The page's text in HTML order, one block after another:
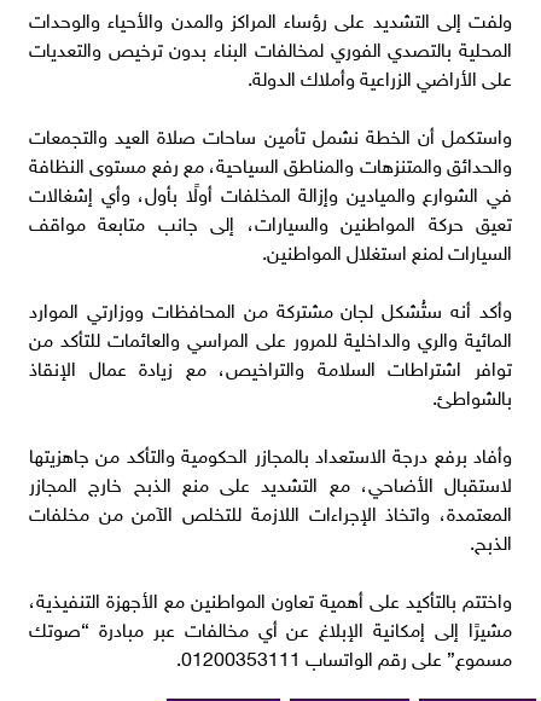
ولفت إلى التشديد على رؤساء المراكز والمدن والأحياء والوحدات
المحلية بالتصدي الفوري لمخالفات البناء بدون ترخيص والتعديات
على الأراضي الزراعية وأملاك الدولة.
واستكمل أن الخطة نشمل تأمين ساحات صلاة العيد والتجمعات
والحدائق والمتنزهات والمناطق السياحية، مع رفع مستوى النظافة
في الشوارع والميادين وإزالة المخلفات أولًا بأول، وأي إشغالات
تعيق حركة المواطنين والسيارات، إلى جانب متابعة مواقف
السيارات لمنع استغلال المواطنين.
وأكد أنه ستُشكل لجان مشتركة من المحافظات ووزارتي الموارد
المائية والري والداخلية للمرور على المراسي والعائمات للتأكد من
توافر اشتراطات السلامة والتراخيص، مع زيادة عمال الإنقاذ
بالشواطئ.
وأفاد برفع درجة الاستعداد بالمجازر الحكومية والتأكد من جاهزيتها
لاستقبال الأضاحي، مع التشديد على منع الذبح خارج المجازر
المعتمدة، واتخاذ الإجراءات اللازمة للتخلص الآمن من مخلفات
الذبح.
واختتم بالتأكيد على أهمية تعاون المواطنين مع الأجهزة التنفيذية،
مشيرًا إلى إمكانية الإبلاغ عن أي مخالفات عبر مبادرة “صوتك
مسموع” على رقم الواتساب 01200353111.